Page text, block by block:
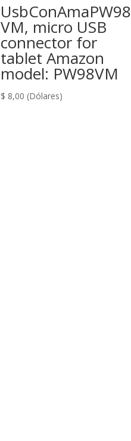
UsbConAmaPW98
VM, micro USB
connector for
tablet Amazon
model: PW98VM
$ 8,00 (Dólares)